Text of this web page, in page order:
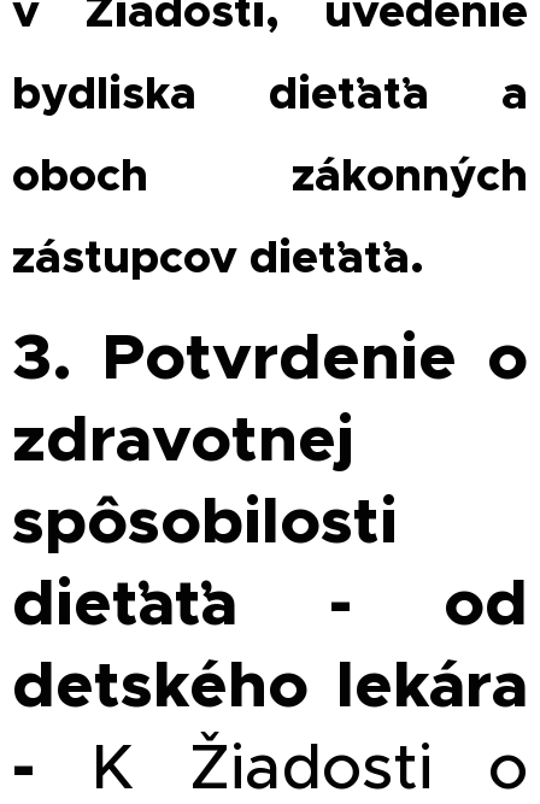
v Žiadosti, uvedenie
bydliska dieťaťa a
oboch zákonných
zástupcov dieťaťa.
3. Potvrdenie o
zdravotnej
spôsobilosti
dieťaťa - od
detského lekára
- K Žiadosti o